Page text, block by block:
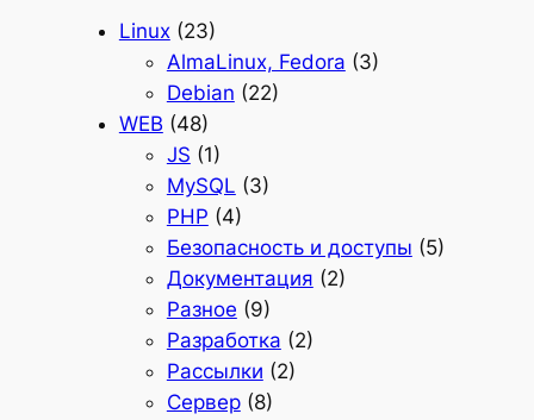
Linux(23)
AlmaLinux, Fedora (3)
Debian (22)
WEB (48)
JS (1)
MySQL (3)
PHP (4)
Безопасность и доступы (5)
Документация (2)
Разное (9)
Разработка (2)
Рассылки (2)
Сервер(8)